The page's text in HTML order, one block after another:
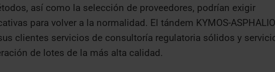
así como la selección de proveedores, podrían exigir
para volver a la normalidad. El tándem KYMOS-
clientes servicios de consultoría regulatoria sólidos y
de lotes de la más alta calidad.